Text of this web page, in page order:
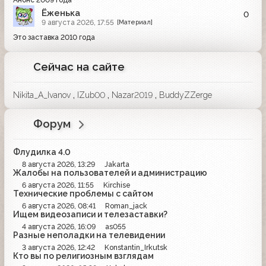
местности была ситуация, когда
«второй программы» требовались
поиски удачного места установки
шаманские танцы вокруг этой самой
Ёженька
9 августа 2026, 17:55 [Материал]
0
Это заставка 2010 года
Сейчас на сайте
Nikita_A_Ivanov , IZub00 , Nazar2019 , BuddyZZerge
Форум
Флудилка 4.0
8 августа 2026, 13:29 Jakarta
Жалобы на пользователей и администрацию
6 августа 2026, 11:55 Kirchise
Технические проблемы с сайтом
6 августа 2026, 08:41 Roman_jack
Ищем видеозаписи и телезаставки?
4 августа 2026, 16:09 as055
Разные неполадки на телевидении
3 августа 2026, 12:42 Konstantin_Irkutsk
Кто вы по религиозным взглядам